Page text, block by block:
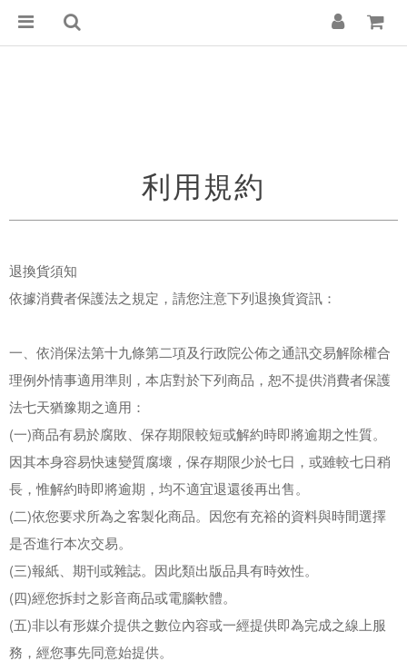
利用規約
退換貨須知
依據消費者保護法之規定，請您注意下列退換貨資訊：
一、依消保法第十九條第二項及行政院公佈之通訊交易解除權合
理例外情事適用準則，本店對於下列商品，恕不提供消費者保護
法七天猶豫期之適用：
(一)商品有易於腐敗、保存期限較短或解約時即將逾期之性質。
因其本身容易快速變質腐壞，保存期限少於七日，或雖較七日稍
長，惟解約時即將逾期，均不適宜退還後再出售。
(二)依您要求所為之客製化商品。因您有充裕的資料與時間選擇
是否進行本次交易。
(三)報紙、期刊或雜誌。因此類出版品具有時效性。
(四)經您拆封之影音商品或電腦軟體。
(五)非以有形媒介提供之數位內容或一經提供即為完成之線上服
務，經您事先同意始提供。